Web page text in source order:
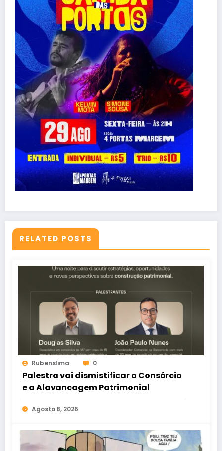
RELATED POSTS
Rubenslima 0
Palestra vai dismistificar o Consórcio
e a Alavancagem Patrimonial
Agosto 8, 2026